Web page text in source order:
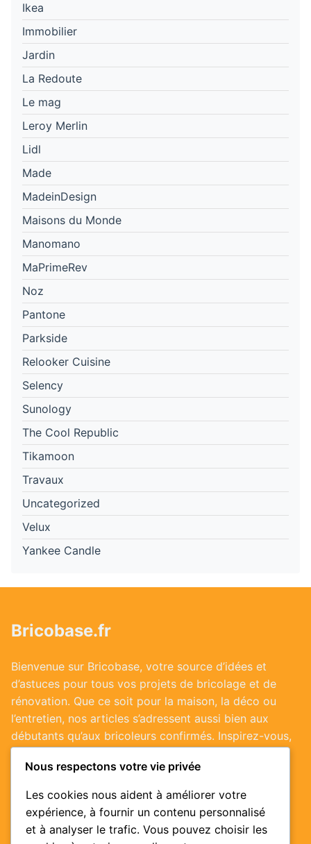
Ikea
Immobilier
Jardin
La Redoute
Le mag
Leroy Merlin
Lidl
Made
MadeinDesign
Maisons du Monde
Manomano
MaPrimeRev
Noz
Pantone
Parkside
Relooker Cuisine
Selency
Sunology
The Cool Republic
Tikamoon
Travaux
Uncategorized
Velux
Yankee Candle
Bricobase.fr
Bienvenue sur Bricobase, votre source d’idées et
d’astuces pour tous vos projets de bricolage et de
rénovation. Que ce soit pour la maison, la déco ou
l’entretien, nos articles s’adressent aussi bien aux
débutants qu’aux bricoleurs confirmés. Inspirez-vous,
passez à l’action et valorisez votre habitat !
Informations utiles
Nous respectons votre vie privée
Les cookies nous aident à améliorer votre
expérience, à fournir un contenu personnalisé
et à analyser le trafic. Vous pouvez choisir les